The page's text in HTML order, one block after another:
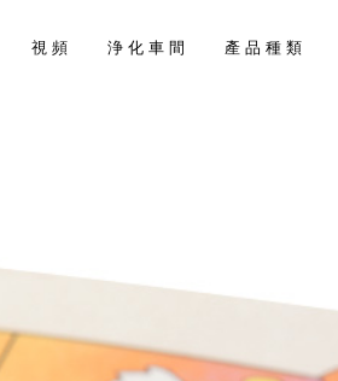
視 頻 浄 化 車 間 產 品 種 類